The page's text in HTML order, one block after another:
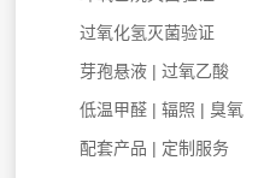
过氧化氢灭菌验证
芽孢悬液 | 过氧乙酸
低温甲醛 | 辐照 | 臭氧
配套产品 | 定制服务